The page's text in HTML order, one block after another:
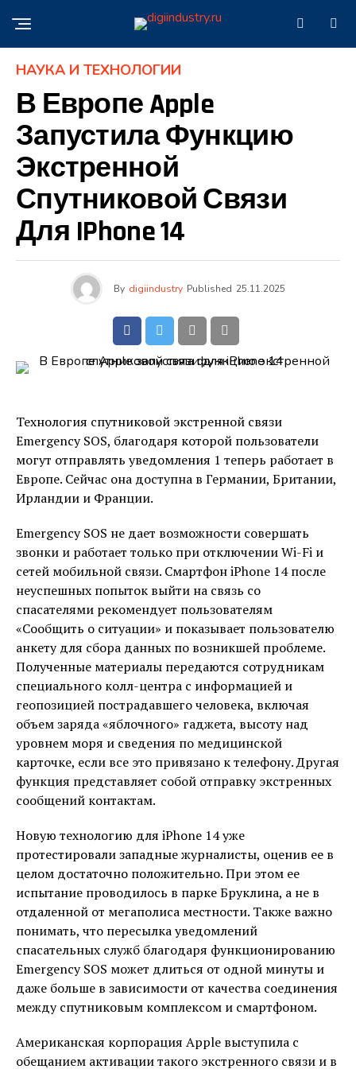
НАУКА И ТЕХНОЛОГИИ
В Европе Apple
Запустила Функцию
Экстренной
Спутниковой Связи
Для IPhone 14
By digiindustry Published 25.11.2025
Технология спутниковой экстренной связи
Emergency SOS, благодаря которой пользователи
могут отправлять уведомления 1 теперь работает в
Европе. Сейчас она доступна в Германии, Британии,
Ирландии и Франции.
Emergency SOS не дает возможности совершать
звонки и работает только при отключении Wi-Fi и
сетей мобильной связи. Смартфон iPhone 14 после
неуспешных попыток выйти на связь со
спасателями рекомендует пользователям
«Сообщить о ситуации» и показывает пользователю
анкету для сбора данных по возникшей проблеме.
Полученные материалы передаются сотрудникам
специального колл-центра с информацией и
геопозицией пострадавшего человека, включая
объем заряда «яблочного» гаджета, высоту над
уровнем моря и сведения по медицинской
карточке, если все это привязано к телефону. Другая
функция представляет собой отправку экстренных
сообщений контактам.
Новую технологию для iPhone 14 уже
протестировали западные журналисты, оценив ее в
целом достаточно положительно. При этом ее
испытание проводилось в парке Бруклина, а не в
отдаленной от мегаполиса местности. Также важно
понимать, что пересылка уведомлений
спасательных служб благодаря функционированию
Emergency SOS может длиться от одной минуты и
даже больше в зависимости от качества соединения
между спутниковым комплексом и смартфоном.
Американская корпорация Apple выступила с
обещанием активации такого экстренного связи и в